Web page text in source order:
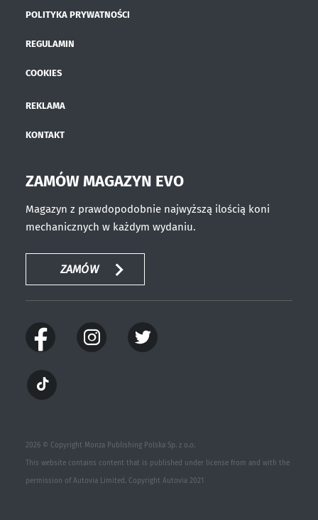
POLITYKA PRYWATNOŚCI
REGULAMIN
COOKIES
REKLAMA
KONTAKT
ZAMÓW MAGAZYN EVO
Magazyn z prawdopodobnie najwyższą ilością koni
mechanicznych w każdym wydaniu.
ZAMÓW
2026 © Copyright Monza Publishing Polska Sp. z o.o.
This website contains content that is published under license from and with the
permission of Autovia Limited. Copyright Autovia 2021